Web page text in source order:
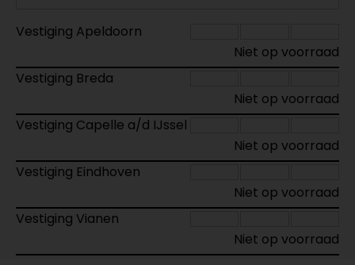
Vestiging Apeldoorn
Niet op voorraad
Vestiging Breda
Niet op voorraad
Vestiging Capelle a/d IJssel
Niet op voorraad
Vestiging Eindhoven
Niet op voorraad
Vestiging Vianen
Niet op voorraad